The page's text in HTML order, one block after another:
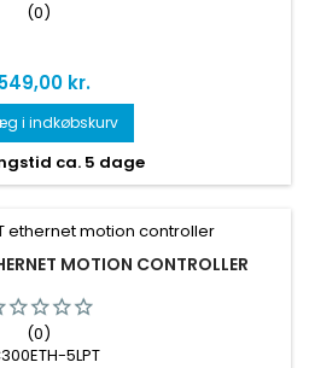
(0)
kr.
i indkøbskurv
ca. 5 dage
MOTION CONTROLLER
(0)
5LPT